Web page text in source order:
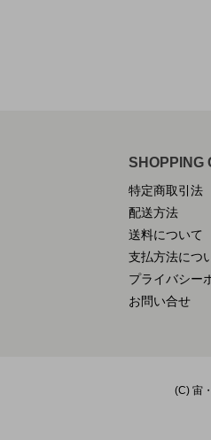
SHOPPING
特定商取引法
配送方法
送料について
支払方法につ
プライバシー
お問い合せ
(C) 宙